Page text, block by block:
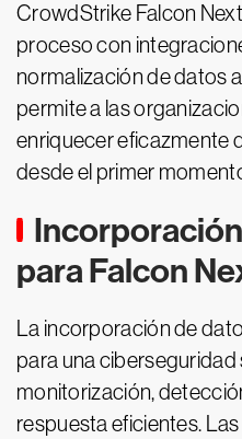
CrowdStrike Falcon
proceso con
normalización de datos
permite a las
enriquecer eficazmente
desde el primer
para Falcon
La incorporación de
para una ciberseguridad
monitorización,
respuesta eficientes.